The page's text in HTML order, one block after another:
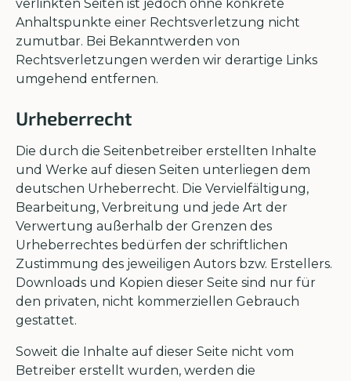
verlinkten Seiten ist jedoch ohne konkrete
Anhaltspunkte einer Rechtsverletzung nicht
zumutbar. Bei Bekanntwerden von
Rechtsverletzungen werden wir derartige Links
umgehend entfernen.
Urheberrecht
Die durch die Seitenbetreiber erstellten Inhalte
und Werke auf diesen Seiten unterliegen dem
deutschen Urheberrecht. Die Vervielfältigung,
Bearbeitung, Verbreitung und jede Art der
Verwertung außerhalb der Grenzen des
Urheberrechtes bedürfen der schriftlichen
Zustimmung des jeweiligen Autors bzw. Erstellers.
Downloads und Kopien dieser Seite sind nur für
den privaten, nicht kommerziellen Gebrauch
gestattet.
Soweit die Inhalte auf dieser Seite nicht vom
Betreiber erstellt wurden, werden die